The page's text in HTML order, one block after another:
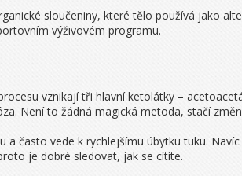
sloučeniny, které tělo používá jako
výživovém programu.
vznikají tři hlavní ketolátky –
Není to žádná magická metoda, stačí
často vede k rychlejšímu úbytku tuku.
je dobré sledovat, jak se cítíte.